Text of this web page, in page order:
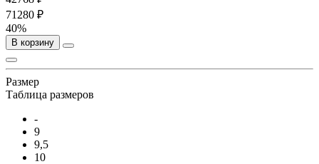
71280 ₽
40%
В корзину
Размер
Таблица размеров
-
9
9,5
10